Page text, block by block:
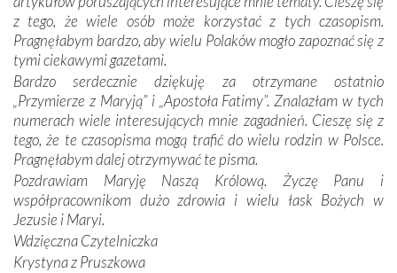
wymiarze tak osobistym, jak i zbiorowym, przypominają o
konieczności ciągłego zabiegania o własną duszę i o łaskę
Opatrzności. Wierność przynosi pomyślność –
przynajmniej w życiu duchowym. Odstępstwo owocuje
nieszczęściem i śmiercią. Te uniwersalne prawdy
przychodziły na myśl, gdy słuchaliśmy opowieści
przewodników o portugalskich monarchach i wodzach,
zwycięskich bitwach i nieszczęśliwych losach grzesznych
kochanków.
Byli tym razem pośród Apostołów Fatimy reprezentanci
każdego spośród żyjących pokoleń. Najmłodszy uczestnik
liczył sobie 13 lat, zaś senior, pan Zdzisław – już 94.
Całe życie marzyłem, by tu przyjechać
z tego, że wiele osób może korzystać z tych czasopism.
Pragnęłabym bardzo, aby wielu Polaków mogło zapoznać się z
tymi ciekawymi gazetami.
Bardzo serdecznie dziękuję za otrzymane ostatnio
„Przymierze z Maryją” i „Apostoła Fatimy”. Znalazłam w tych
numerach wiele interesujących mnie zagadnień. Cieszę się z
tego, że te czasopisma mogą trafić do wielu rodzin w Polsce.
Pragnęłabym dalej otrzymywać te pisma.
Pozdrawiam Maryję Naszą Królową. Życzę Panu i
współpracownikom dużo zdrowia i wielu łask Bożych w
Jezusie i Maryi.
Wdzięczna Czytelniczka
Krystyna z Pruszkowa